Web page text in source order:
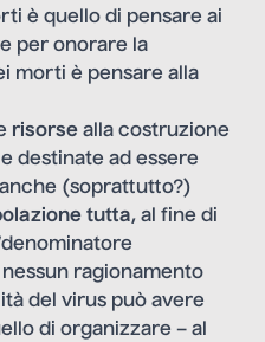
è quello di pensare ai
per onorare la
morti è pensare alla
risorse alla costruzione
destinate ad essere
(soprattutto?)
tutta, al fine di
ragionamento
del virus può avere
di organizzare – al